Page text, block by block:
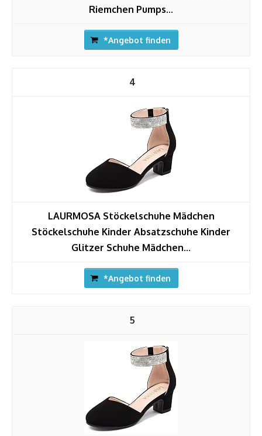
Riemchen Pumps...
*Angebot finden
4
LAURMOSA Stöckelschuhe Mädchen
Stöckelschuhe Kinder Absatzschuhe Kinder
Glitzer Schuhe Mädchen...
*Angebot finden
5